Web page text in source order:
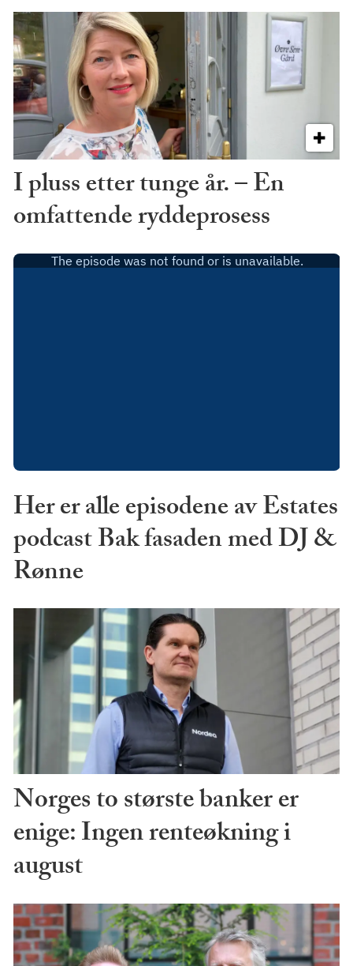
I pluss etter tunge år. – En
omfattende ryddeprosess
Her er alle episodene av Estates
podcast Bak fasaden med DJ &
Rønne
Norges to største banker er
enige: Ingen renteøkning i
august